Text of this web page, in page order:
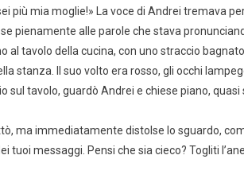
più mia moglie!» La voce di Andrei tremava
pienamente alle parole che stava
al tavolo della cucina, con uno straccio
stanza. Il suo volto era rosso, gli occhi
sul tavolo, guardò Andrei e chiese piano, quasi
ma immediatamente distolse lo sguardo,
tuoi messaggi. Pensi che sia cieco? Togliti